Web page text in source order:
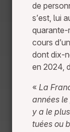
de
s’est, lui
quarante-
cours
dont dix-
en 2024,
« La
années
y a le
tuées ou